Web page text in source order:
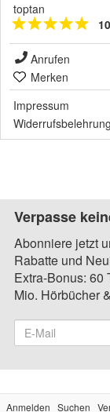
toptan
Anrufen
Merken
Impressum
Widerrufsbelehrung
Verpasse
Abonniere jetzt
Rabatte und
Extra-Bonus: 60
Mio. Hörbücher
Anmelden Suchen